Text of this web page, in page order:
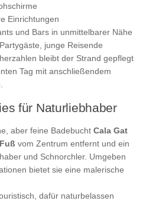
Einrichtungen
und Bars in unmittelbarer Nähe
junge Reisende
bleibt der Strand gepflegt
Tag mit anschließendem
für Naturliebhaber
aber feine Badebucht Cala Gat
vom Zentrum entfernt und ein
und Schnorchler. Umgeben
bietet sie eine malerische
dafür naturbelassen